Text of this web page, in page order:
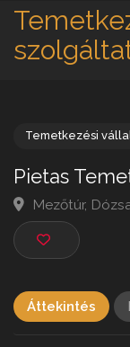
Pietas
Mezőtúr,
Áttekintés